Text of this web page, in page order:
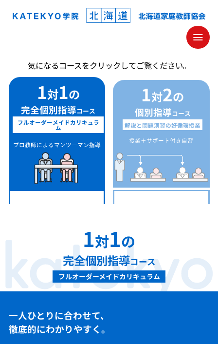
KATEKYO学院 北海道 家庭教師協会
気になるコースをクリックしてご覧ください。
プロ教師によるマンツーマン指導
1対1の
完全個別指導コース
フルオーダーメイドカリキュラ
ム
授業＋サポート付き自習
1対2の
個別指導コース
解説と問題演習の好循環授業
1対1の
完全個別指導コース
フルオーダーメイドカリキュラム
一人ひとりに合わせて、
徹底的にわかりやすく。